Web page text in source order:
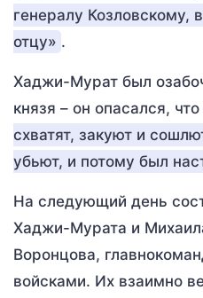
генералу Козловскому,
отцу» .
Хаджи-Мурат был
князя – он опасался,
схватят, закуют и
убьют, и потому был
На следующий день
Хаджи-Мурата и
Воронцова,
войсками. Их взаимно